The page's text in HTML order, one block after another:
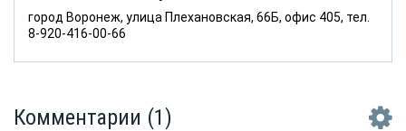
город Воронеж, улица Плехановская, 66Б, офис 405, тел.
8-920-416-00-66
Комментарии (1)